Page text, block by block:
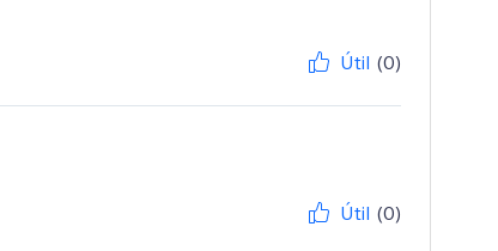
Útil (0)
Útil (0)